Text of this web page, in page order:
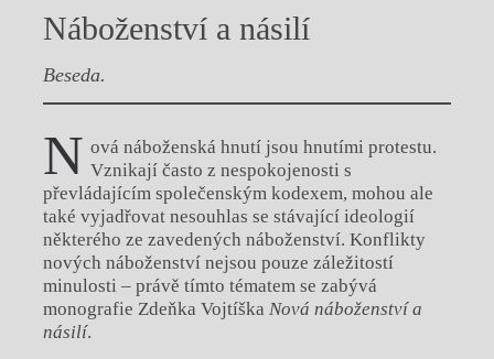
Rozhovory
Dokument
Náboženství a násilí
Beseda.
N ová náboženská hnutí jsou hnutími protestu.
Vznikají často z nespokojenosti s
převládajícím společenským kodexem, mohou ale
také vyjadřovat nesouhlas se stávající ideologií
některého ze zavedených náboženství. Konflikty
nových náboženství nejsou pouze záležitostí
minulosti – právě tímto tématem se zabývá
monografie Zdeňka Vojtíška Nová náboženství a
násilí.